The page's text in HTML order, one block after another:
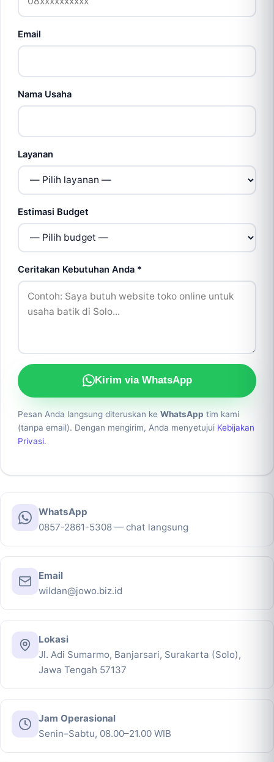
Email
Nama Usaha
Layanan
Estimasi Budget
Ceritakan Kebutuhan Anda *
Kirim via WhatsApp
Pesan Anda langsung diteruskan ke WhatsApp tim kami
(tanpa email). Dengan mengirim, Anda menyetujui Kebijakan
Privasi.
WhatsApp
0857-2861-5308 — chat langsung
Email
wildan@jowo.biz.id
Lokasi
Jl. Adi Sumarmo, Banjarsari, Surakarta (Solo),
Jawa Tengah 57137
Jam Operasional
Senin–Sabtu, 08.00–21.00 WIB